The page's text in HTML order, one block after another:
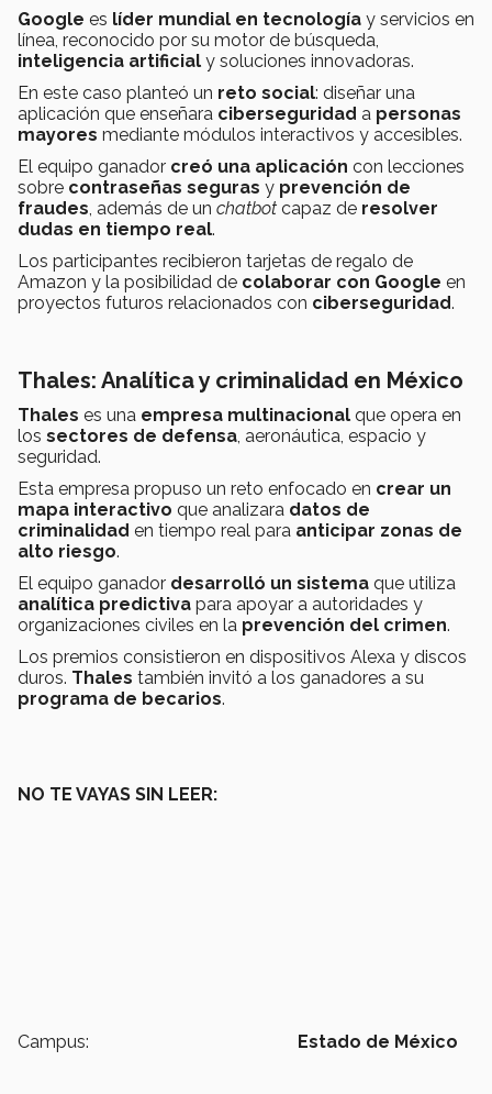
Google es líder mundial en tecnología y servicios en
línea, reconocido por su motor de búsqueda,
inteligencia artificial y soluciones innovadoras.
En este caso planteó un reto social: diseñar una
aplicación que enseñara ciberseguridad a personas
mayores mediante módulos interactivos y accesibles.
El equipo ganador creó una aplicación con lecciones
sobre contraseñas seguras y prevención de
fraudes, además de un chatbot capaz de resolver
dudas en tiempo real.
Los participantes recibieron tarjetas de regalo de
Amazon y la posibilidad de colaborar con Google en
proyectos futuros relacionados con ciberseguridad.
Thales: Analítica y criminalidad en México
Thales es una empresa multinacional que opera en
los sectores de defensa, aeronáutica, espacio y
seguridad.
Esta empresa propuso un reto enfocado en crear un
mapa interactivo que analizara datos de
criminalidad en tiempo real para anticipar zonas de
alto riesgo.
El equipo ganador desarrolló un sistema que utiliza
analítica predictiva para apoyar a autoridades y
organizaciones civiles en la prevención del crimen.
Los premios consistieron en dispositivos Alexa y discos
duros. Thales también invitó a los ganadores a su
programa de becarios.
NO TE VAYAS SIN LEER:
Campus: Estado de México